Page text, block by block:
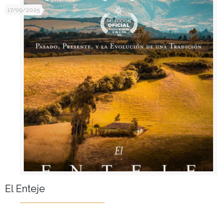
17/09/2025
El Enteje